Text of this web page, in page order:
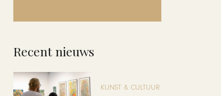
Recent nieuws
KUNST & CULTUUR